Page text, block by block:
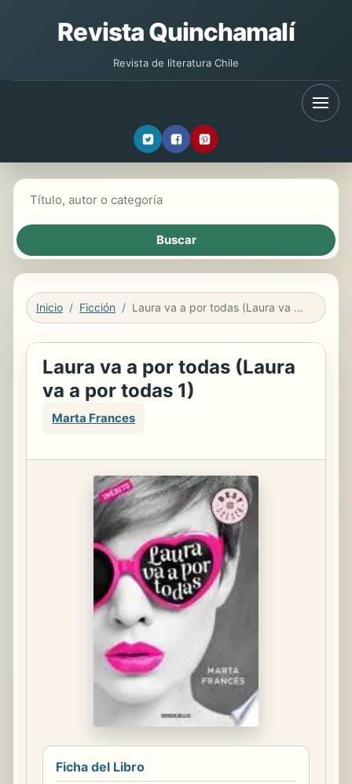
Revista Quinchamalí
Revista de literatura Chile
Inicio Ficción Laura va a por todas (Laura va a por todas 1)
Laura va a por todas (Laura
va a por todas 1)
Marta Frances
Ficha del Libro